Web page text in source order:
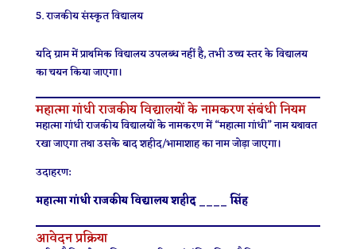
राजकीय संस्कृत विद्यालय
यदि ग्राम में प्राथमिक विद्यालय उपलब्ध नहीं है, तभी उच्च स्तर के विद्यालय
का चयन किया जाएगा।
महात्मा गांधी राजकीय विद्यालयों के नामकरण संबंधी नियम
महात्मा गांधी राजकीय विद्यालयों के नामकरण में “महात्मा गांधी” नाम यथावत
रखा जाएगा तथा उसके बाद शहीद/भामाशाह का नाम जोड़ा जाएगा।
उदाहरण:
महात्मा गांधी राजकीय विद्यालय शहीद ____ सिंह
आवेदन प्रक्रिया